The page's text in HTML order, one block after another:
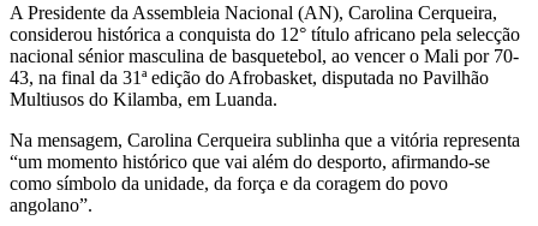
A Presidente da Assembleia Nacional (AN), Carolina Cerqueira,
considerou histórica a conquista do 12° título africano pela selecção
nacional sénior masculina de basquetebol, ao vencer o Mali por 70-
43, na final da 31ª edição do Afrobasket, disputada no Pavilhão
Multiusos do Kilamba, em Luanda.
Na mensagem, Carolina Cerqueira sublinha que a vitória representa
“um momento histórico que vai além do desporto, afirmando-se
como símbolo da unidade, da força e da coragem do povo
angolano”.